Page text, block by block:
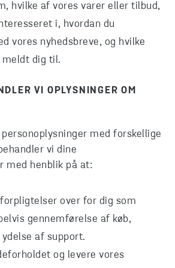
hvilke af vores varer eller tilbud,
i, hvordan du
vores nyhedsbreve, og hvilke
meldt dig til.
VI OPLYSNINGER OM
med forskellige
vi dine
med henblik på at:
over for dig som
gennemførelse af køb,
af support.
og levere vores